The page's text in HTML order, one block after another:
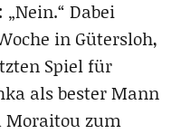
Dabei
in Gütersloh,
Spiel für
als bester Mann
Moraitou zum